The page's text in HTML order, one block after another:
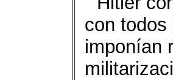
con todos
imponían